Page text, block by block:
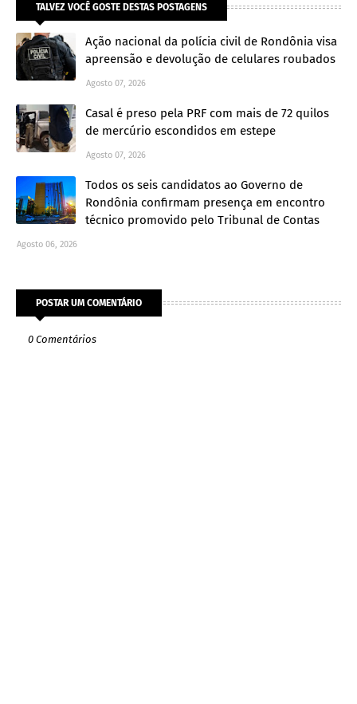
TALVEZ VOCÊ GOSTE DESTAS POSTAGENS
Ação nacional da polícia civil de Rondônia visa
apreensão e devolução de celulares roubados
Agosto 07, 2026
Casal é preso pela PRF com mais de 72 quilos
de mercúrio escondidos em estepe
Agosto 07, 2026
Todos os seis candidatos ao Governo de
Rondônia confirmam presença em encontro
técnico promovido pelo Tribunal de Contas
Agosto 06, 2026
POSTAR UM COMENTÁRIO
0 Comentários